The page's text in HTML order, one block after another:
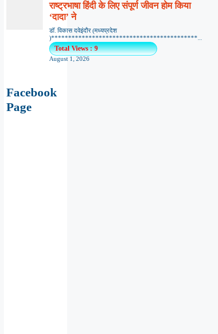
राष्ट्रभाषा हिंदी के लिए संपूर्ण जीवन होम किया
‘दादा’ ने
डॉ. विकास दवेइंदौर (मध्यप्रदेश
)*******************************************...
Total Views : 9
August 1, 2026
Facebook
Page